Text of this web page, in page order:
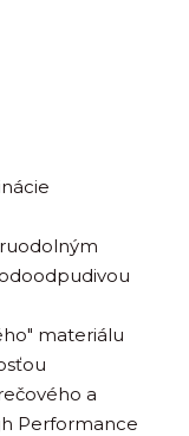
materiálu
a
Performance